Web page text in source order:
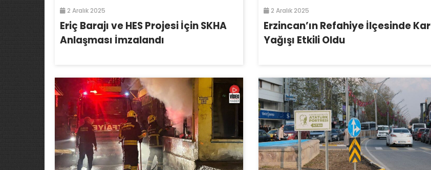
2 Aralık 2025
Eriç Barajı ve HES Projesi İçin SKHA
Anlaşması İmzalandı
2 Aralık 2025
Erzincan’ın Refahiye İlçesinde Kar
Yağışı Etkili Oldu